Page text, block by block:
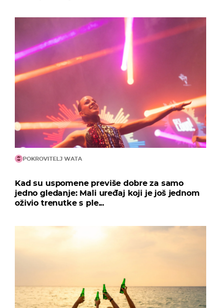
POKROVITELJ WATA
Kad su uspomene previše dobre za samo
jedno gledanje: Mali uređaj koji je još jednom
oživio trenutke s ple...